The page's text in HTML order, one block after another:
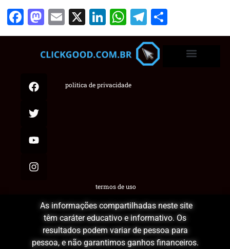
Facebook
Mastodon
Email
X LinkedIn
WhatsApp
Telegram
termos de uso
politica de privacidade
As informações compartilhadas neste site
têm caráter educativo e informativo. Os
resultados podem variar de pessoa para
pessoa, e não garantimos ganhos financeiros.